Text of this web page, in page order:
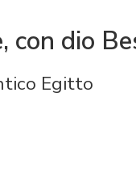
dio
Egitto